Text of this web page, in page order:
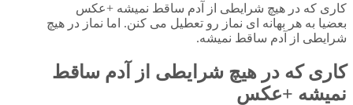
کاری که در هیچ شرایطی از آدم ساقط نمیشه +عکس
بعضیا به هر بهانه ای نماز رو تعطیل می کنن. اما نماز در هیچ
شرایطی از آدم ساقط نمیشه.
کاری که در هیچ شرایطی از آدم ساقط
نمیشه +عکس